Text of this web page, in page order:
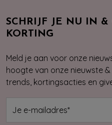
SCHRIJF JE NU IN &
KORTING
Meld je aan voor onze
hoogte van onze nieuwste
trends, kortingsacties en